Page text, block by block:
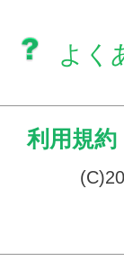
よく
利用規約